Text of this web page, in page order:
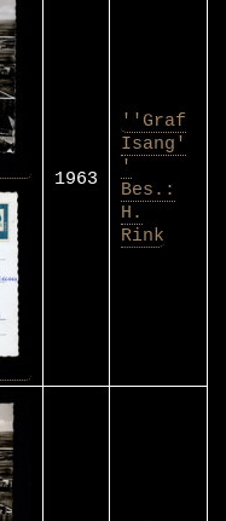
1963
''Graf
Isang'
'
Bes.:
H.
Rink